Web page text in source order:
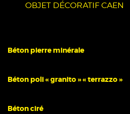
OBJET DÉCORATIF CAEN
Béton pierre minérale
Béton poli « granito » « terrazzo »
Béton ciré